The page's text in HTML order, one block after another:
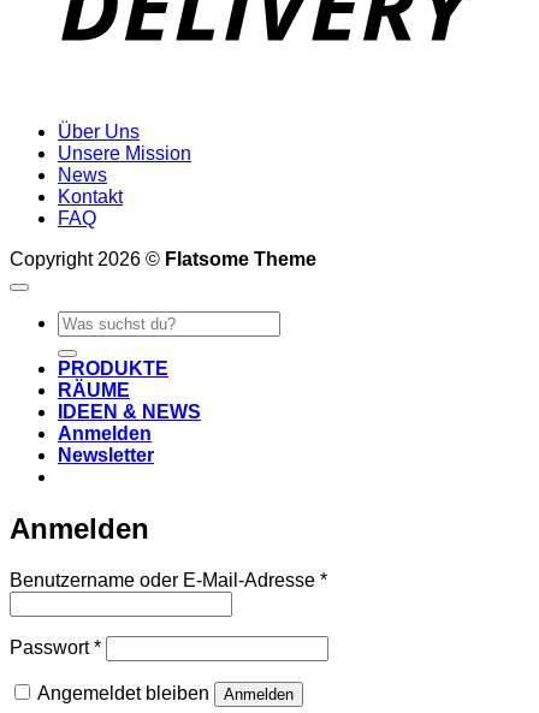
Über Uns
Unsere Mission
News
Kontakt
FAQ
Copyright 2026 © Flatsome Theme
Suche
nach:
PRODUKTE
RÄUME
IDEEN & NEWS
Anmelden
Newsletter
Anmelden
Benutzername oder E-Mail-Adresse *Erforderlich
Passwort*Erforderlich
Angemeldet bleiben Anmelden